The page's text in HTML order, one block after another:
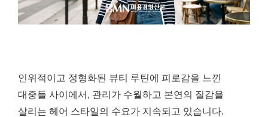
인위적이고 정형화된 뷰티 루틴에 피로감을 느낀
대중들 사이에서, 관리가 수월하고 본연의 질감을
살리는 헤어 스타일의 수요가 지속되고 있습니다.